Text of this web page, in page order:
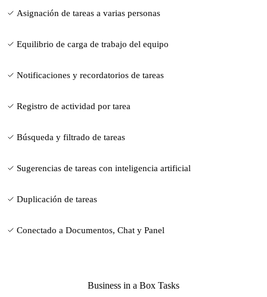
Asignación de tareas a varias personas
Equilibrio de carga de trabajo del equipo
Notificaciones y recordatorios de tareas
Registro de actividad por tarea
Búsqueda y filtrado de tareas
Sugerencias de tareas con inteligencia artificial
Duplicación de tareas
Conectado a Documentos, Chat y Panel
Business in a Box Tasks